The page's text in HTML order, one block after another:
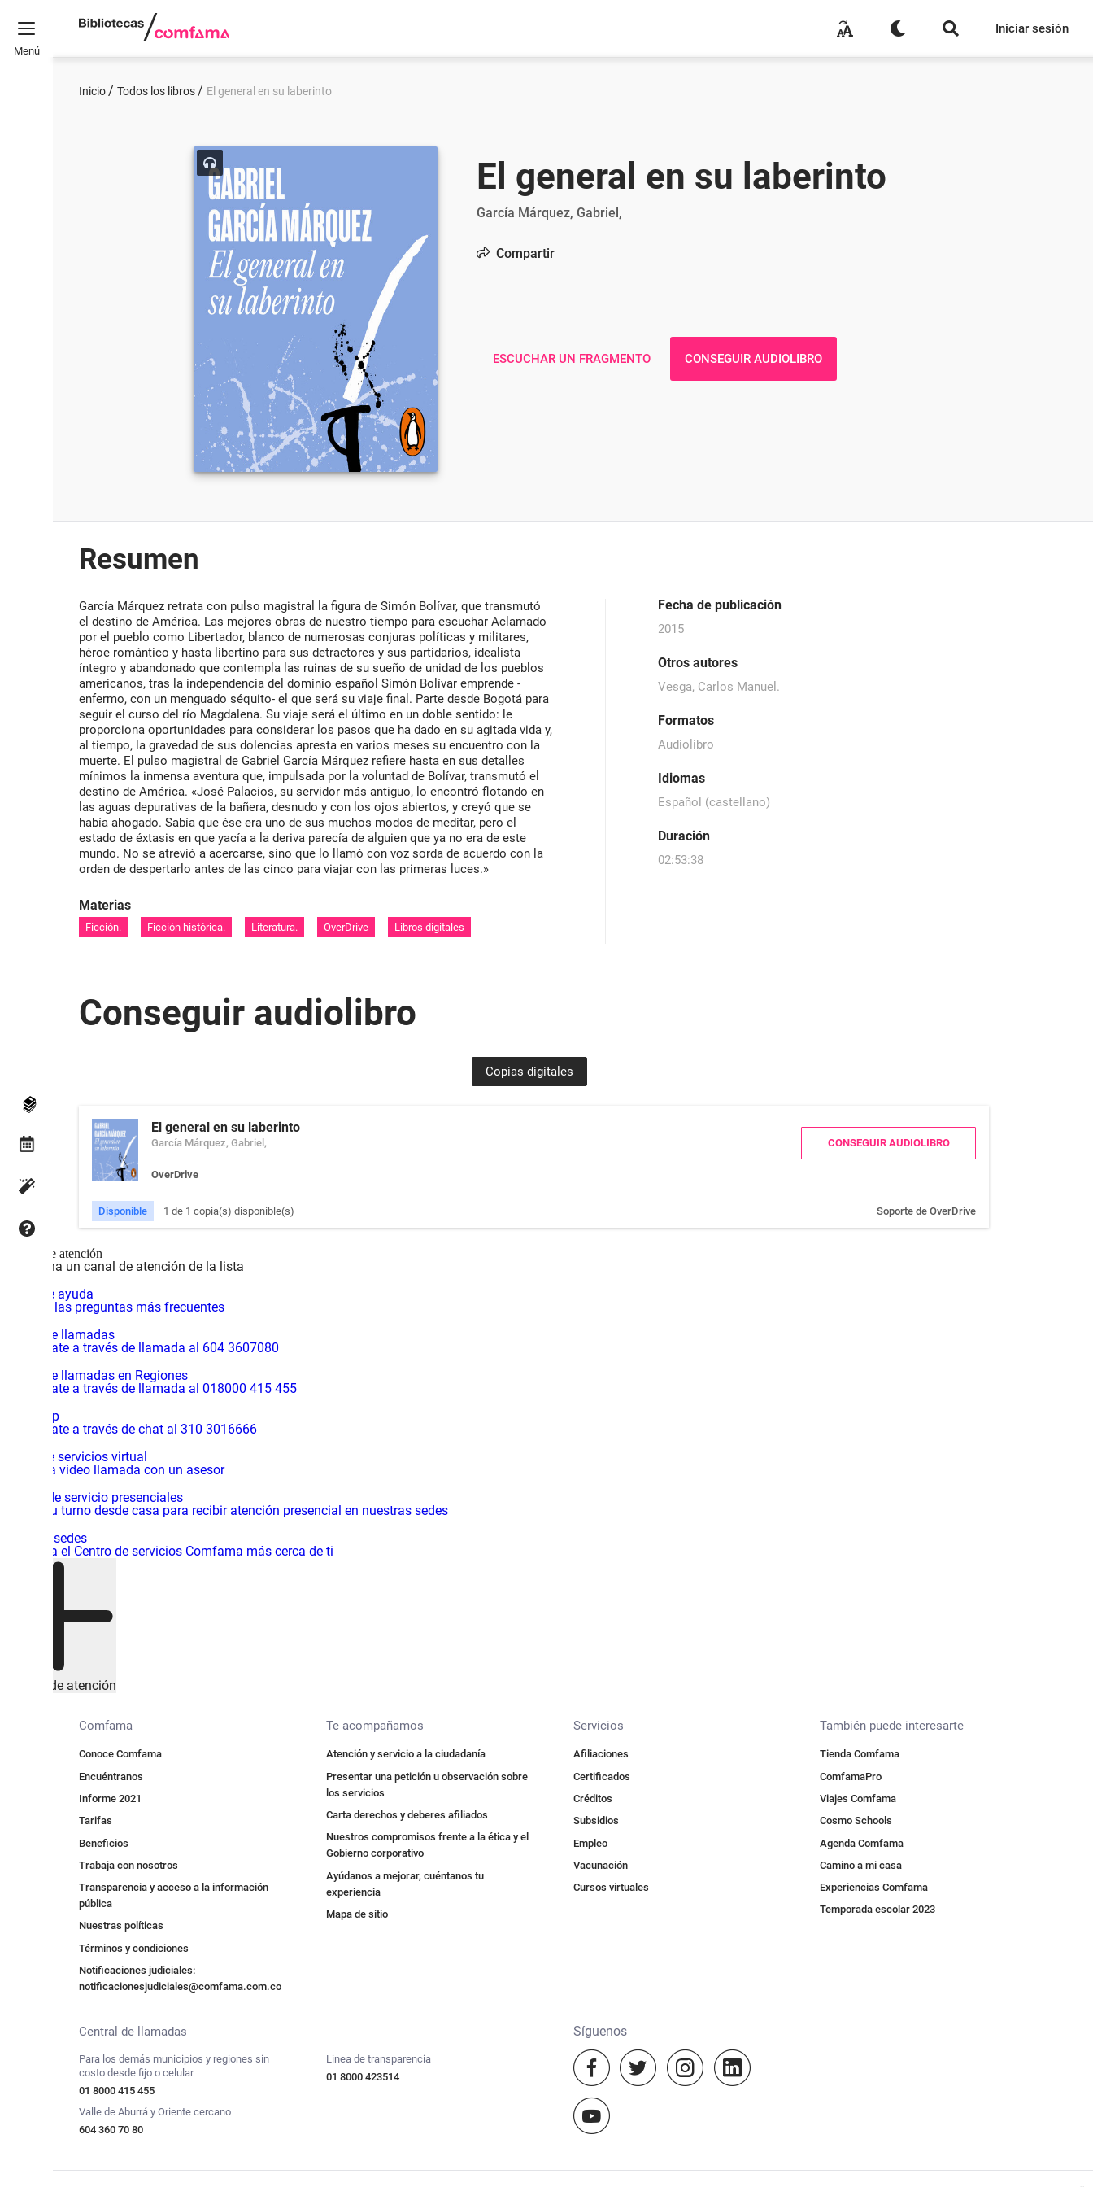
Menú
Iniciar sesión
Inicio Todos los libros El general en su laberinto
El general en su laberinto
García Márquez, Gabriel,
Compartir
ESCUCHAR UN FRAGMENTO CONSEGUIR AUDIOLIBRO
Resumen
García Márquez retrata con pulso magistral la figura de Simón Bolívar, que transmutó
el destino de América. Las mejores obras de nuestro tiempo para escuchar Aclamado
por el pueblo como Libertador, blanco de numerosas conjuras políticas y militares,
héroe romántico y hasta libertino para sus detractores y sus partidarios, idealista
íntegro y abandonado que contempla las ruinas de su sueño de unidad de los pueblos
americanos, tras la independencia del dominio español Simón Bolívar emprende -
enfermo, con un menguado séquito- el que será su viaje final. Parte desde Bogotá para
seguir el curso del río Magdalena. Su viaje será el último en un doble sentido: le
proporciona oportunidades para considerar los pasos que ha dado en su agitada vida y,
al tiempo, la gravedad de sus dolencias apresta en varios meses su encuentro con la
muerte. El pulso magistral de Gabriel García Márquez refiere hasta en sus detalles
mínimos la inmensa aventura que, impulsada por la voluntad de Bolívar, transmutó el
destino de América. «José Palacios, su servidor más antiguo, lo encontró flotando en
las aguas depurativas de la bañera, desnudo y con los ojos abiertos, y creyó que se
había ahogado. Sabía que ése era uno de sus muchos modos de meditar, pero el
estado de éxtasis en que yacía a la deriva parecía de alguien que ya no era de este
mundo. No se atrevió a acercarse, sino que lo llamó con voz sorda de acuerdo con la
orden de despertarlo antes de las cinco para viajar con las primeras luces.»
Materias
Ficción. Ficción histórica. Literatura. OverDrive Libros digitales
Fecha de publicación
2015
Otros autores
Vesga, Carlos Manuel.
Formatos
Audiolibro
Idiomas
Español (castellano)
Duración
02:53:38
Conseguir audiolibro
Copias digitales
El general en su laberinto
García Márquez, Gabriel,
OverDrive
CONSEGUIR AUDIOLIBRO
Disponible 1 de 1 copia(s) disponible(s) Soporte de OverDrive
Canales de atención
Selecciona un canal de atención de la lista
Centro de ayuda
Consulta las preguntas más frecuentes
Central de llamadas
Comunícate a través de llamada al 604 3607080
Central de llamadas en Regiones
Comunícate a través de llamada al 018000 415 455
WhatsApp
Comunícate a través de chat al 310 3016666
Centro de servicios virtual
Inicia una video llamada con un asesor
Centros de servicio presenciales
Solicita tu turno desde casa para recibir atención presencial en nuestras sedes
Mapa de sedes
Encuentra el Centro de servicios Comfama más cerca de ti
Canales de atención
Comfama
Conoce Comfama
Encuéntranos
Informe 2021
Tarifas
Beneficios
Trabaja con nosotros
Transparencia y acceso a la información
pública
Nuestras políticas
Términos y condiciones
Notificaciones judiciales:
notificacionesjudiciales@comfama.com.co
Te acompañamos
Atención y servicio a la ciudadanía
Presentar una petición u observación sobre
los servicios
Carta derechos y deberes afiliados
Nuestros compromisos frente a la ética y el
Gobierno corporativo
Ayúdanos a mejorar, cuéntanos tu
experiencia
Mapa de sitio
Servicios
Afiliaciones
Certificados
Créditos
Subsidios
Empleo
Vacunación
Cursos virtuales
También puede interesarte
Tienda Comfama
ComfamaPro
Viajes Comfama
Cosmo Schools
Agenda Comfama
Camino a mi casa
Experiencias Comfama
Temporada escolar 2023
Central de llamadas
Para los demás municipios y regiones sin
costo desde fijo o celular
01 8000 415 455
Valle de Aburrá y Oriente cercano
604 360 70 80
Linea de transparencia
01 8000 423514
Síguenos